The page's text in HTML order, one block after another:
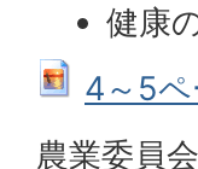
健康
4～5ペ
農業委員